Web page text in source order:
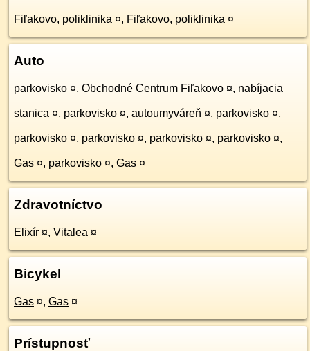
Fiľakovo, poliklinika ¤, Fiľakovo, poliklinika ¤
Auto
parkovisko ¤, Obchodné Centrum Fiľakovo ¤, nabíjacia
stanica ¤, parkovisko ¤, autoumyváreň ¤, parkovisko ¤,
parkovisko ¤, parkovisko ¤, parkovisko ¤, parkovisko ¤,
Gas ¤, parkovisko ¤, Gas ¤
Zdravotníctvo
Elixír ¤, Vitalea ¤
Bicykel
Gas ¤, Gas ¤
Prístupnosť